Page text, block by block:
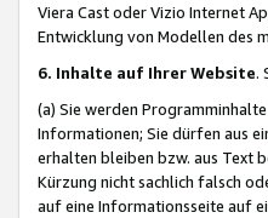
Viera Cast oder Vizio Internet
Entwicklung von Modellen des
6. Inhalte auf Ihrer Website.
(a) Sie werden
Informationen; Sie dürfen aus
erhalten bleiben bzw. aus Text
Kürzung nicht sachlich falsch
auf eine Informationsseite auf